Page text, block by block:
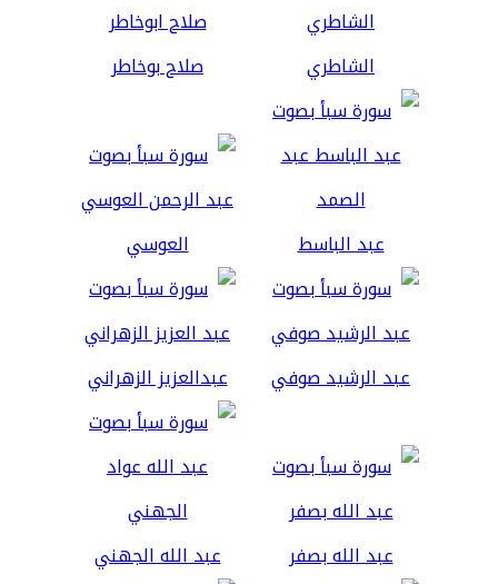
الشاطري صلاح بوخاطر
عبد الباسط العوسي
عبد الرشيد صوفي عبدالعزيز الزهراني
عبد الله بصفر عبد الله الجهني